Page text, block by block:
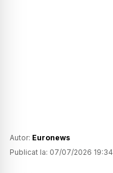
Autor: Euronews
Publicat la: 07/07/2026 19:34